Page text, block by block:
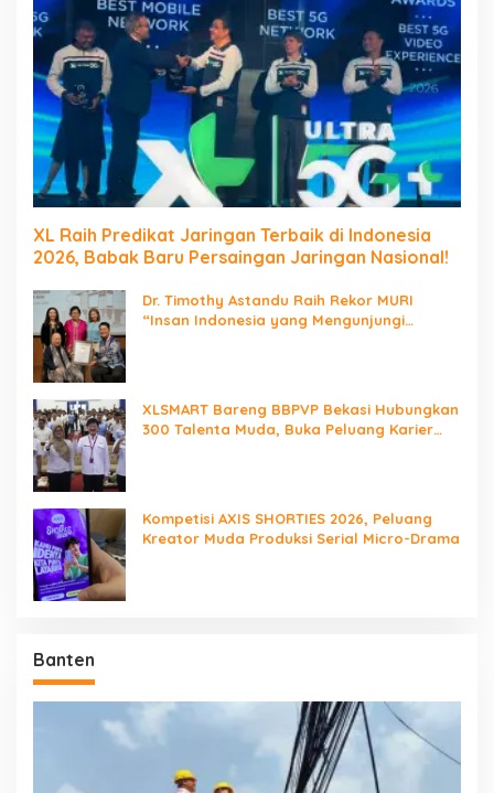
XL Raih Predikat Jaringan Terbaik di Indonesia
2026, Babak Baru Persaingan Jaringan Nasional!
Dr. Timothy Astandu Raih Rekor MURI
“Insan Indonesia yang Mengunjungi
XLSMART Bareng BBPVP Bekasi Hubungkan
300 Talenta Muda, Buka Peluang Karier
Kompetisi AXIS SHORTIES 2026, Peluang
Kreator Muda Produksi Serial Micro-Drama
Banten